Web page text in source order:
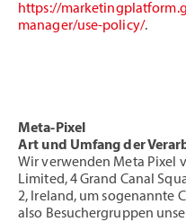
https://
manager/use-policy/.
Meta-Pixel
Art und Umfang der
Wir verwenden Meta Pixel
Limited, 4 Grand Canal
2, Ireland, um sogenannte
also Besuchergruppen